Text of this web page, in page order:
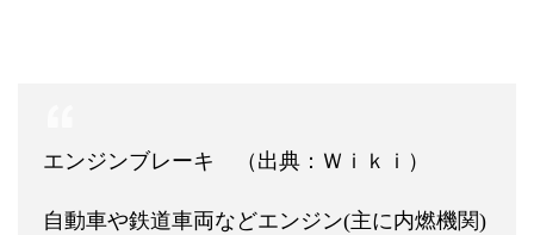
エンジンブレーキ （出典：Ｗｉｋｉ）
自動車や鉄道車両などエンジン(主に内燃機関)